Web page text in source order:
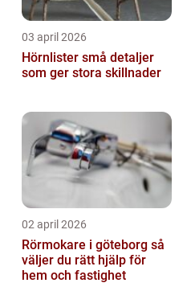
03 april 2026
Hörnlister små detaljer
som ger stora skillnader
02 april 2026
Rörmokare i göteborg så
väljer du rätt hjälp för
hem och fastighet